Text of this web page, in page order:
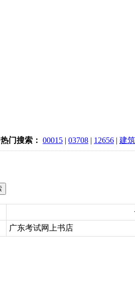
热门搜索： 00015 | 03708 | 12656 | 建
广东考试网上书店